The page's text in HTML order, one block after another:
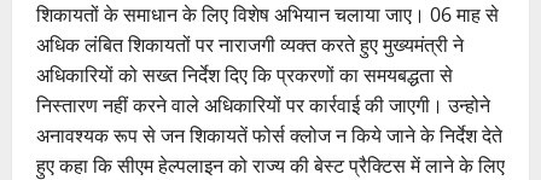
शिकायतों के समाधान के लिए विशेष अभियान चलाया जाए। 06 माह से
अधिक लंबित शिकायतों पर नाराजगी व्यक्त करते हुए मुख्यमंत्री ने
अधिकारियों को सख्त निर्देश दिए कि प्रकरणों का समयबद्धता से
निस्तारण नहीं करने वाले अधिकारियों पर कार्रवाई की जाएगी। उन्होने
अनावश्यक रूप से जन शिकायतें फोर्स क्लोज न किये जाने के निर्देश देते
हुए कहा कि सीएम हेल्पलाइन को राज्य की बेस्ट प्रैक्टिस में लाने के लिए